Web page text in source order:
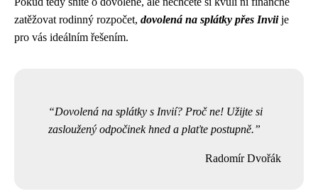
zatěžovat rodinný rozpočet, dovolená na splátky přes Inviije
pro vás ideálním řešením.
Dovolená na splátky s Invií? Proč ne! Užijte si
zasloužený odpočinek hned a plaťte postupně.
Radomír Dvořák